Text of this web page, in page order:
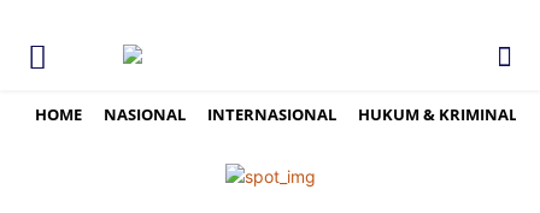
HOME NASIONAL INTERNASIONAL HUKUM & KRIMINAL